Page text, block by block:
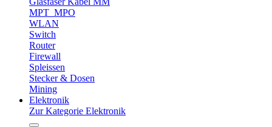
MPT_MPO
WLAN
Switch
Router
Firewall
Spleissen
Stecker & Dosen
Mining
Elektronik
Zur Kategorie Elektronik